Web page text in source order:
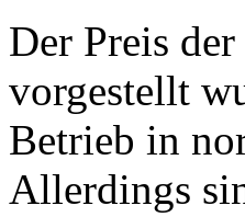
Der Preis
vorgestellt
Betrieb in
Allerdings